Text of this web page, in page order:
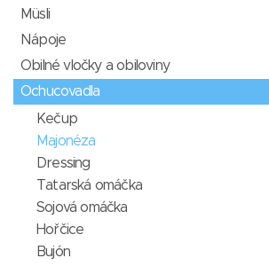
Müsli
Nápoje
Obilné vločky a obiloviny
Ochucovadla
Kečup
Majonéza
Dressing
Tatarská omáčka
Sojová omáčka
Hořčice
Bujón